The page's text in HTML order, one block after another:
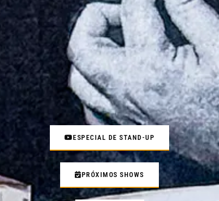
ESPECIAL DE STAND-UP
PRÓXIMOS SHOWS